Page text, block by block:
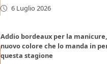
6 Luglio 2026
Addio bordeaux per la manicure,
nuovo colore che lo manda in
questa stagione